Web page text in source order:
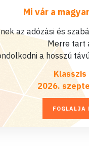
Mi vár a
az adózási és
Merre tart
a hosszú
2026.
FOGLALJA